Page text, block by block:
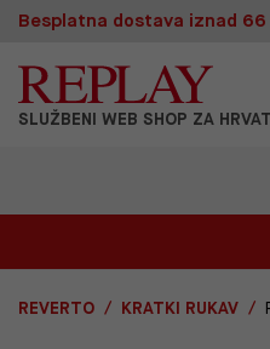
Besplatna dostava iznad
SLUŽBENI WEB SHOP ZA
REVERTO KRATKI RUKAV